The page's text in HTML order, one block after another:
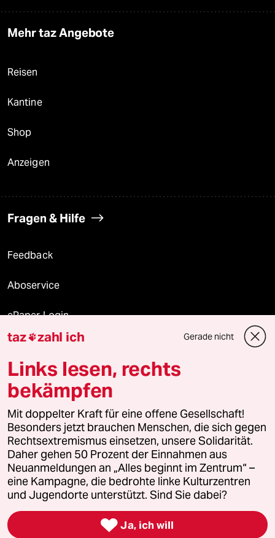
Mehr taz Angebote
Reisen
Kantine
Shop
Anzeigen
Fragen & Hilfe
Feedback
Aboservice
ePaper Login
Downloads für Abonnierende
© 2026 taz Verlags und Vertriebs GmbH
Alle Rechte vorbehalten. Bei rechtlichen Fragen oder für Genehmigungen
wenden Sie sich bitte an
lizenzen@taz.de
Feedback Redaktionsstatut Kommune-Richtlinien
Leitlinie Informant Datenschutz Impressum AGB
Seitenwende Einwilligungen widerrufen (Ads)
taz zahl ich Gerade nicht
Links lesen, rechts
bekämpfen
Mit doppelter Kraft für eine offene Gesellschaft!
Besonders jetzt brauchen Menschen, die sich gegen
Rechtsextremismus einsetzen, unsere Solidarität.
Daher gehen 50 Prozent der Einnahmen aus
Neuanmeldungen an „Alles beginnt im Zentrum“ –
eine Kampagne, die bedrohte linke Kulturzentren
und Jugendorte unterstützt. Sind Sie dabei?
 Ja, ich will